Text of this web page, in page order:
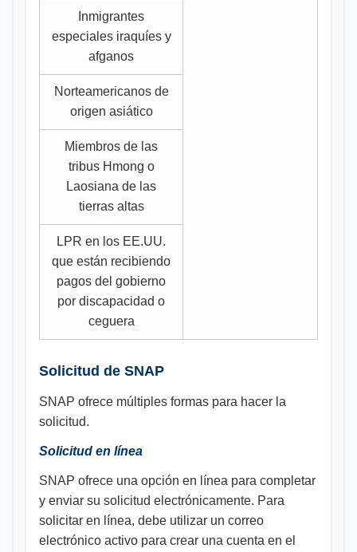
Inmigrantes
especiales iraquíes y
afganos
Norteamericanos de
origen asiático
Miembros de las
tribus Hmong o
Laosiana de las
tierras altas
LPR en los EE.UU.
que están recibiendo
pagos del gobierno
por discapacidad o
ceguera
Solicitud de SNAP
SNAP ofrece múltiples formas para hacer la
solicitud.
Solicitud en línea
SNAP ofrece una opción en línea para completar
y enviar su solicitud electrónicamente. Para
solicitar en línea, debe utilizar un correo
electrónico activo para crear una cuenta en el